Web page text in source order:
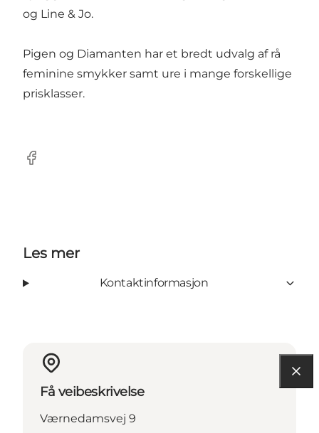
og Line & Jo.
Pigen og Diamanten har et bredt udvalg af rå
feminine smykker samt ure i mange forskellige
prisklasser.
Facebook
Les mer
Kontaktinformasjon
Få veibeskrivelse
Værnedamsvej 9